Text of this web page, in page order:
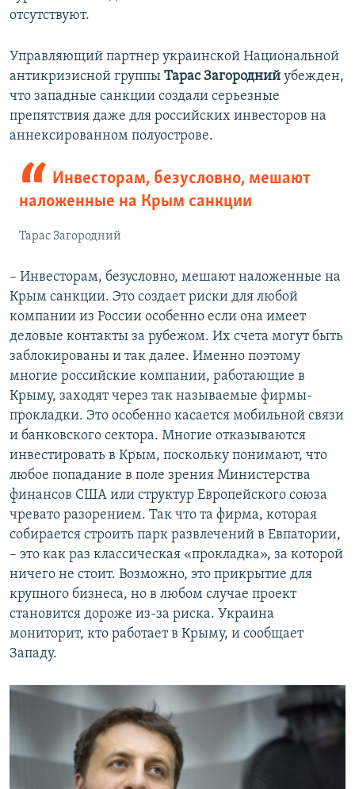
отсутствуют.
Управляющий партнер украинской Национальной
антикризисной группы Тарас Загородний убежден,
что западные санкции создали серьезные
препятствия даже для российских инвесторов на
аннексированном полуострове.
Инвесторам, безусловно, мешают
наложенные на Крым санкции
Тарас Загородний
– Инвесторам, безусловно, мешают наложенные на
Крым санкции. Это создает риски для любой
компании из России особенно если она имеет
деловые контакты за рубежом. Их счета могут быть
заблокированы и так далее. Именно поэтому
многие российские компании, работающие в
Крыму, заходят через так называемые фирмы-
прокладки. Это особенно касается мобильной связи
и банковского сектора. Многие отказываются
инвестировать в Крым, поскольку понимают, что
любое попадание в поле зрения Министерства
финансов США или структур Европейского союза
чревато разорением. Так что та фирма, которая
собирается строить парк развлечений в Евпатории,
– это как раз классическая «прокладка», за которой
ничего не стоит. Возможно, это прикрытие для
крупного бизнеса, но в любом случае проект
становится дороже из-за риска. Украина
мониторит, кто работает в Крыму, и сообщает
Западу.